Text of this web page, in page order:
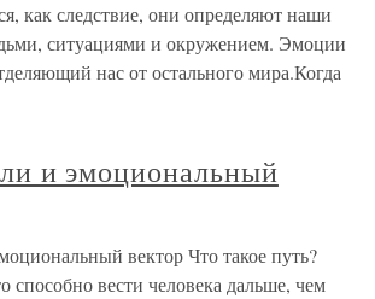
как следствие, они определяют наши
ситуациями и окружением. Эмоции
нас от остального мира.Когда
и эмоциональный
вектор Что такое путь?
способно вести человека дальше, чем